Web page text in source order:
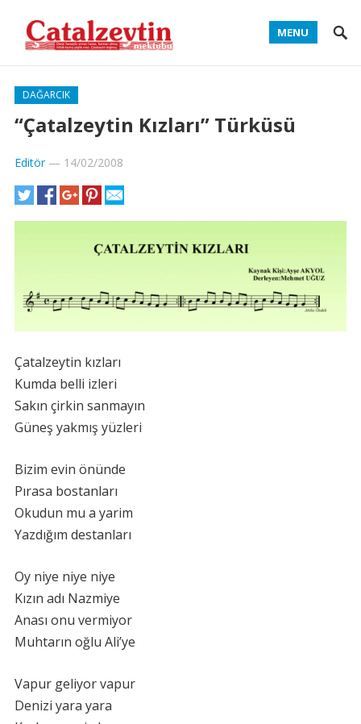
MENU
DAĞARCIK
“Çatalzeytin Kızları” Türküsü
Editör— 14/02/2008
Çatalzeytin kızları
Kumda belli izleri
Sakın çirkin sanmayın
Güneş yakmış yüzleri
Bizim evin önünde
Pırasa bostanları
Okudun mu a yarim
Yazdığım destanları
Oy niye niye niye
Kızın adı Nazmiye
Anası onu vermiyor
Muhtarın oğlu Ali’ye
Vapur geliyor vapur
Denizi yara yara